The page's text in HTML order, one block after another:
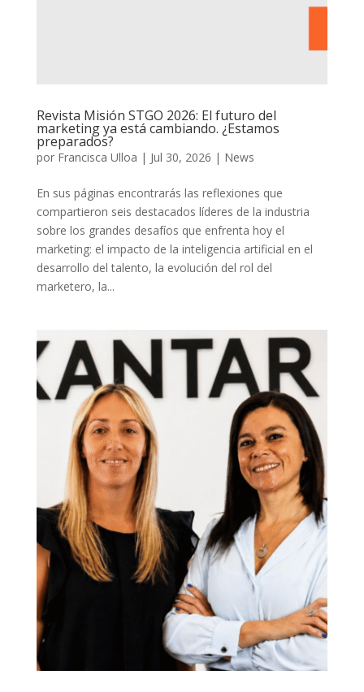
Revista Misión STGO 2026: El futuro del
marketing ya está cambiando. ¿Estamos
preparados?
por Francisca Ulloa | Jul 30, 2026 | News
En sus páginas encontrarás las reflexiones que
compartieron seis destacados líderes de la industria
sobre los grandes desafíos que enfrenta hoy el
marketing: el impacto de la inteligencia artificial en el
desarrollo del talento, la evolución del rol del
marketero, la...